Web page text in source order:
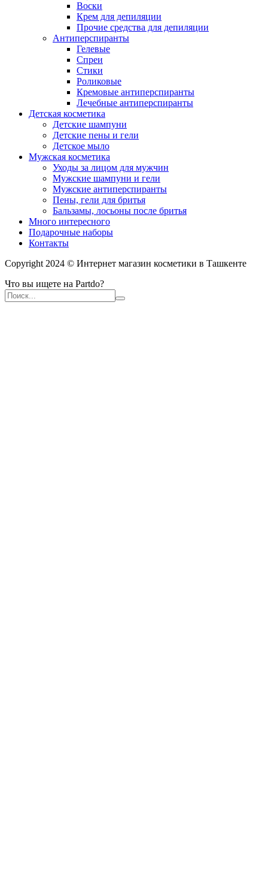
Воски
Крем для депиляции
Прочие средства для депиляции
Антиперспиранты
Гелевые
Спреи
Стики
Роликовые
Кремовые антиперспиранты
Лечебные антиперспиранты
Детская косметика
Детские шампуни
Детские пены и гели
Детское мыло
Мужская косметика
Уходы за лицом для мужчин
Мужские шампуни и гели
Мужские антиперспиранты
Пены, гели для бритья
Бальзамы, лосьоны после бритья
Много интересного
Подарочные наборы
Контакты
Copyright 2024 © Интернет магазин косметики в Ташкенте
Что вы ищете на Partdo?